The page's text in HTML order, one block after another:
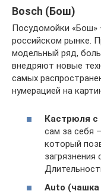
Bosch (Бош)
Посудомойки
российском рынке.
модельный ряд,
внедряют новые
самых
нумерацией на
Кастрюля с
сам за себя
который
Auto